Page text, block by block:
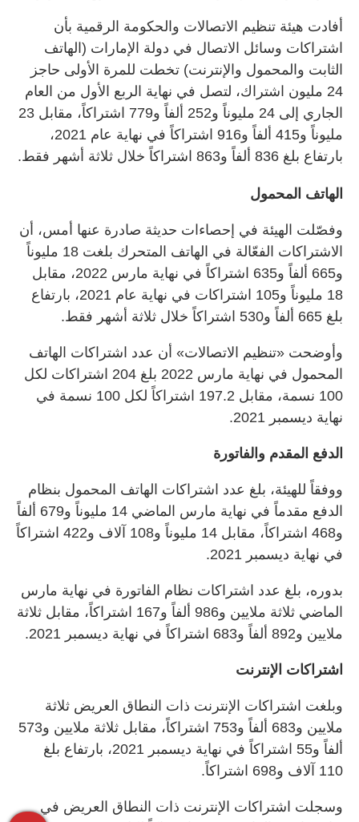
أفادت هيئة تنظيم الاتصالات والحكومة الرقمية بأن
اشتراكات وسائل الاتصال في دولة الإمارات (الهاتف
الثابت والمحمول والإنترنت) تخطت للمرة الأولى حاجز
24 مليون اشتراك، لتصل في نهاية الربع الأول من العام
الجاري إلى 24 مليوناً و252 ألفاً و779 اشتراكاً، مقابل 23
مليوناً و415 ألفاً و916 اشتراكاً في نهاية عام 2021،
بارتفاع بلغ 836 ألفاً و863 اشتراكاً خلال ثلاثة أشهر فقط.
الهاتف المحمول
وفصّلت الهيئة في إحصاءات حديثة صادرة عنها أمس، أن
الاشتراكات الفعّالة في الهاتف المتحرك بلغت 18 مليوناً
و665 ألفاً و635 اشتراكاً في نهاية مارس 2022، مقابل
18 مليوناً و105 اشتراكات في نهاية عام 2021، بارتفاع
بلغ 665 ألفاً و530 اشتراكاً خلال ثلاثة أشهر فقط.
وأوضحت «تنظيم الاتصالات» أن عدد اشتراكات الهاتف
المحمول في نهاية مارس 2022 بلغ 204 اشتراكات لكل
100 نسمة، مقابل 197.2 اشتراكاً لكل 100 نسمة في
نهاية ديسمبر 2021.
الدفع المقدم والفاتورة
ووفقاً للهيئة، بلغ عدد اشتراكات الهاتف المحمول بنظام
الدفع مقدماً في نهاية مارس الماضي 14 مليوناً و679 ألفاً
و468 اشتراكاً، مقابل 14 مليوناً و108 آلاف و422 اشتراكاً
في نهاية ديسمبر 2021.
بدوره، بلغ عدد اشتراكات نظام الفاتورة في نهاية مارس
الماضي ثلاثة ملايين و986 ألفاً و167 اشتراكاً، مقابل ثلاثة
ملايين و892 ألفاً و683 اشتراكاً في نهاية ديسمبر 2021.
اشتراكات الإنترنت
وبلغت اشتراكات الإنترنت ذات النطاق العريض ثلاثة
ملايين و683 ألفاً و753 اشتراكاً، مقابل ثلاثة ملايين و573
ألفاً و55 اشتراكاً في نهاية ديسمبر 2021، بارتفاع بلغ
110 آلاف و698 اشتراكاً.
وسجلت اشتراكات الإنترنت ذات النطاق العريض في